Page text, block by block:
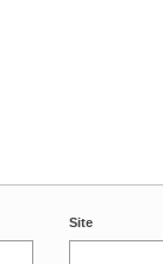
Site